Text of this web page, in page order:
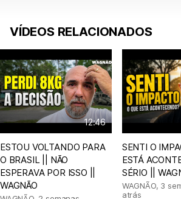
VÍDEOS RELACIONADOS
12:46
ESTOU VOLTANDO PARA
O BRASIL || NÃO
ESPERAVA POR ISSO ||
WAGNÃO
SENTI O
ESTÁ
SÉRIO ||
WAGNÃO, 3
atrás